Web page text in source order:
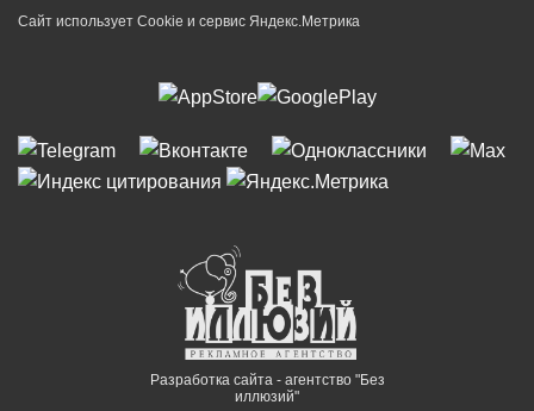
Сайт использует Cookie и сервиc Яндекс.Метрика
Разработка сайта - агентство "Без
иллюзий"